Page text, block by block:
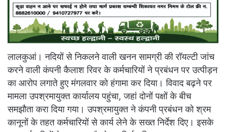
लालकुआं। नदियों से निकलने वाली खनन सामग्री की रॉयल्टी जांच
करने वाली कंपनी कैलाश रिवर के कर्मचारियों ने प्रबंधन पर उत्पीड़न
का आरोप लगाते हुए मंगलवार को हंगामा कर दिया। विवाद बढ़ने पर
मामला उपश्रमायुक्त कार्यालय पहुंचा, जहां दोनों पक्षों के बीच
समझौता करा दिया गया। उपश्रमायुक्त ने कंपनी प्रबंधन को श्रम
कानूनों के तहत कर्मचारियों से कार्य लेने के सख्त निर्देश दिए। इसके